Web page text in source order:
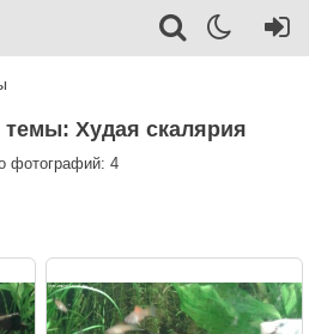
темы: Худая скалярия
фотографий: 4